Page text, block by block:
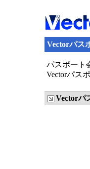
Vectorパス
パスポート
Vectorパス
Vectorパ